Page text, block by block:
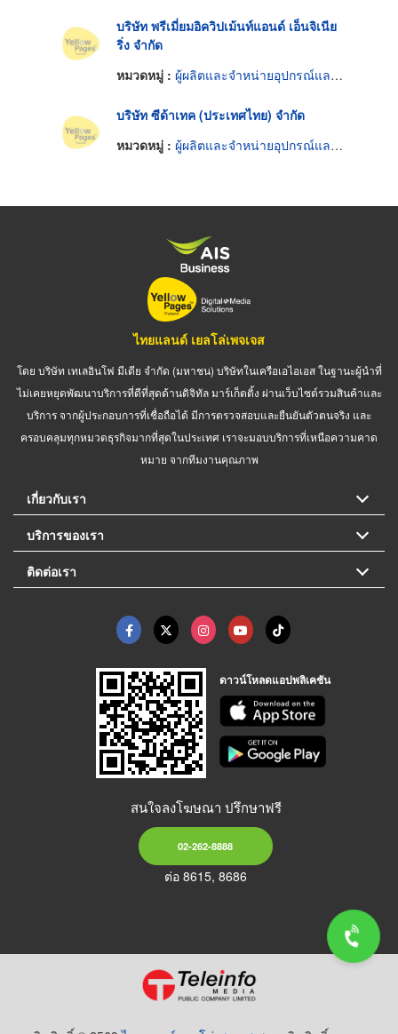
บริษัท พรีเมี่ยมอิควิปเม้นท์แอนด์ เอ็นจิเนีย
ริ่ง จำกัด
หมวดหมู่ : ผู้ผลิตและจำหน่ายอุปกรณ์และอะไหล่ปั๊ม
บริษัท ซีด้าเทค (ประเทศไทย) จำกัด
หมวดหมู่ : ผู้ผลิตและจำหน่ายอุปกรณ์และอะไหล่ปั๊ม
ไทยแลนด์ เยลโล่เพจเจส
โดย บริษัท เทเลอินโฟ มีเดีย จำกัด (มหาชน) บริษัทในเครือเอไอเอส ในฐานะผู้นำที่
ไม่เคยหยุดพัฒนาบริการที่ดีที่สุดด้านดิจิทัล มาร์เก็ตติ้ง ผ่านเว็บไซต์รวมสินค้าและ
บริการ จากผู้ประกอบการที่เชื่อถือได้ มีการตรวจสอบและยืนยันตัวตนจริง และ
ครอบคลุมทุกหมวดธุรกิจมากที่สุดในประเทศ เราจะมอบบริการที่เหนือความคาด
หมาย จากทีมงานคุณภาพ
เกี่ยวกับเรา
บริการของเรา
ติดต่อเรา
ดาวน์โหลดแอปพลิเคชัน
สนใจลงโฆษณา ปรึกษาฟรี
02-262-8888
ต่อ 8615, 8686